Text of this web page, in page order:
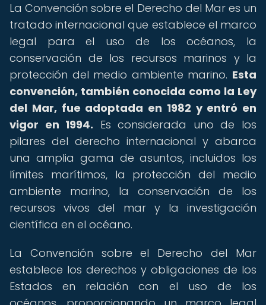
La Convención sobre el Derecho del Mar es un
tratado internacional que establece el marco
legal para el uso de los océanos, la
conservación de los recursos marinos y la
protección del medio ambiente marino. Esta
convención, también conocida como la Ley
del Mar, fue adoptada en 1982 y entró en
vigor en 1994. Es considerada uno de los
pilares del derecho internacional y abarca
una amplia gama de asuntos, incluidos los
límites marítimos, la protección del medio
ambiente marino, la conservación de los
recursos vivos del mar y la investigación
científica en el océano.
La Convención sobre el Derecho del Mar
establece los derechos y obligaciones de los
Estados en relación con el uso de los